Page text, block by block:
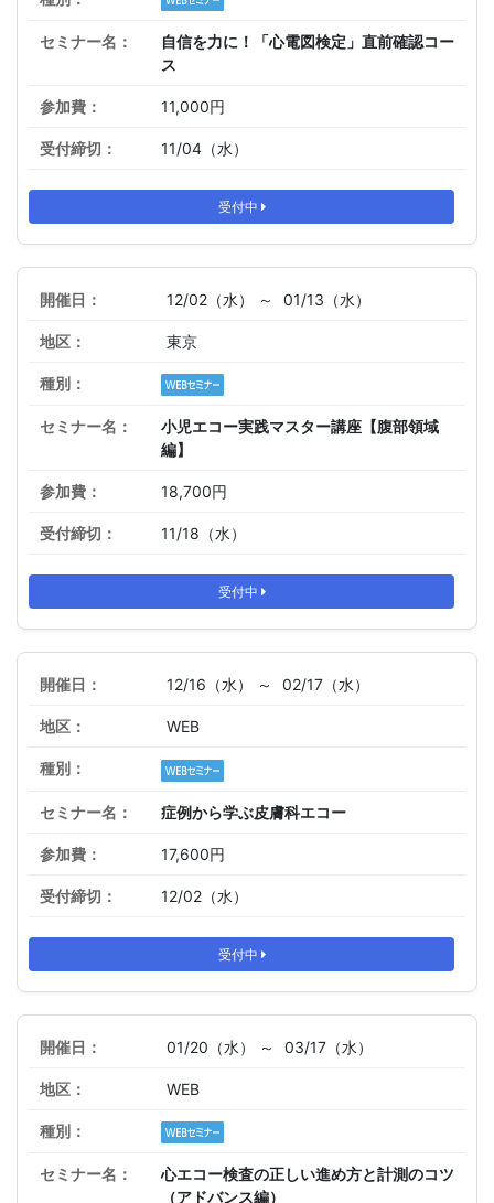
自信を力に！「心電図検定」直前確認コー
ス
11,000円
11/04（水）
受付中
12/02（水） ～ 01/13（水）
東京
小児エコー実践マスター講座【腹部領域
編】
18,700円
11/18（水）
受付中
12/16（水） ～ 02/17（水）
WEB
症例から学ぶ皮膚科エコー
17,600円
12/02（水）
受付中
01/20（水） ～ 03/17（水）
WEB
心エコー検査の正しい進め方と計測のコツ
（アドバンス編）